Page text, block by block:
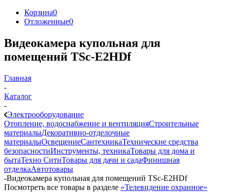
Корзина0
Отложенные0
Видеокамера купольная для
помещений TSc-E2HDf
Главная
-
Каталог
-
Электрооборудование
Отопление, водоснабжение и вентиляцияСтроительные
материалыДекоративно-отделочные
материалыОсвещениеСантехникаТехнические средства
безопасностиИнструменты, техникаТовары для дома и
бытаТехно СитиТовары для дачи и садаФинишная
отделкаАвтотовары
-Видеокамера купольная для помещений TSc-E2HDf
Посмотреть все товары в разделе «Телевидение охранное»